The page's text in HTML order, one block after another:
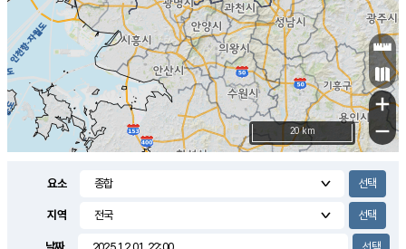
+
−
20 km
요소
지역